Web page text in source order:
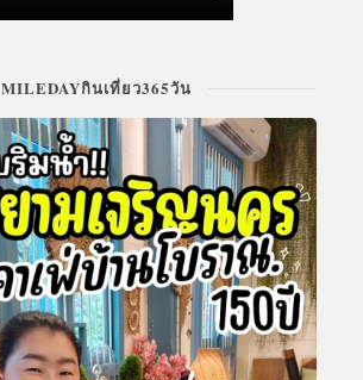
MILEDAYกินเที่ยว365วัน